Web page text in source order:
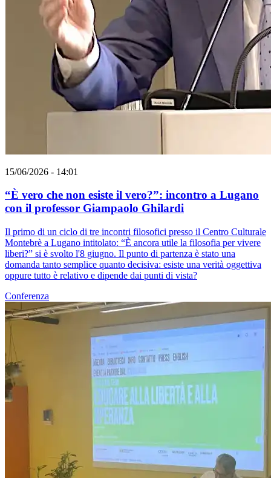
15/06/2026 - 14:01
“È vero che non esiste il vero?”: incontro a Lugano
con il professor Giampaolo Ghilardi
Il primo di un ciclo di tre incontri filosofici presso il Centro Culturale
Montebrè a Lugano intitolato: “È ancora utile la filosofia per vivere
liberi?” si è svolto l'8 giugno. Il punto di partenza è stato una
domanda tanto semplice quanto decisiva: esiste una verità oggettiva
oppure tutto è relativo e dipende dai punti di vista?
Conferenza